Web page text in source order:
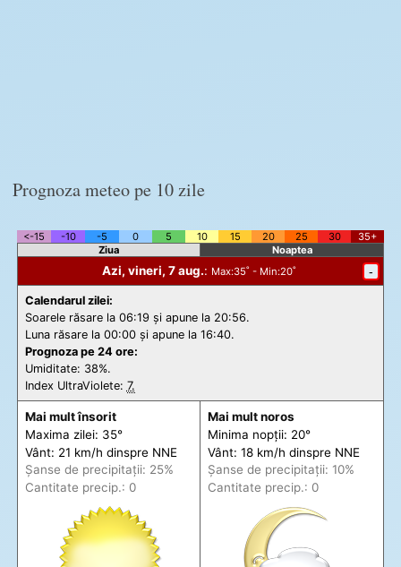
Prognoza meteo pe 10 zile
<-15 -10 -5 0 5 10 15 20 25 30
35+
Ziua
Noaptea
Azi, vineri, 7 aug.: Max:35˚ - Min:20˚ -
Calendarul zilei:
Soarele răsare la 06:19 și apune la 20:56.
Luna răsare la 00:00 și apune la 16:40.
Prognoza pe 24 ore:
Umiditate: 38%.
Index UltraViolete: 7.
Mai mult însorit
Maxima zilei: 35°
Vânt: 21 km/h dinspre NNE
Șanse de precipitații: 25%
Cantitate precip.: 0
Mai mult noros
Minima nopții: 20°
Vânt: 18 km/h dinspre NNE
Șanse de precipitații: 10%
Cantitate precip.: 0